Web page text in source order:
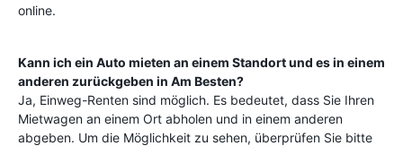
online.
Kann ich ein Auto mieten an einem Standort und es in einem
anderen zurückgeben in Am Besten?
Ja, Einweg-Renten sind möglich. Es bedeutet, dass Sie Ihren
Mietwagen an einem Ort abholen und in einem anderen
abgeben. Um die Möglichkeit zu sehen, überprüfen Sie bitte